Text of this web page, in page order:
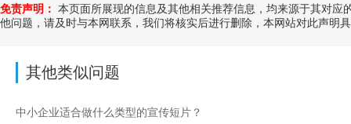
免责声明： 本页面所展现的信息及其他相关推荐信息，均来源于其对
他问题，请及时与本网联系，我们将核实后进行删除，本网站对此声明
其他类似问题
中小企业适合做什么类型的宣传短片？